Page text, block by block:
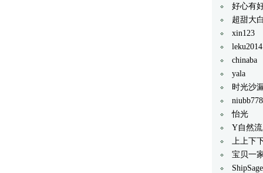
好心有
超甜大
xin123
leku2014
chinaba
yala
时光沙
怡光
Y自然
上上下
宝贝一
ShipSage